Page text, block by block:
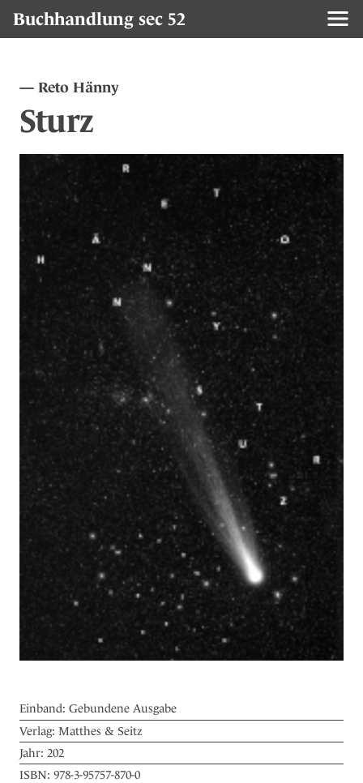
Buchhandlung sec 52
Reto Hänny
Sturz
Einband: Gebundene Ausgabe
Verlag: Matthes & Seitz
Jahr: 202
ISBN: 978-3-95757-870-0